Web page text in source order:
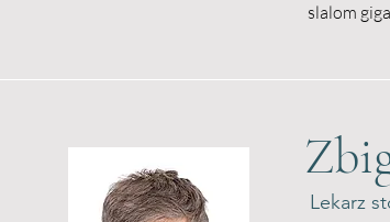
slalom
Lekarz